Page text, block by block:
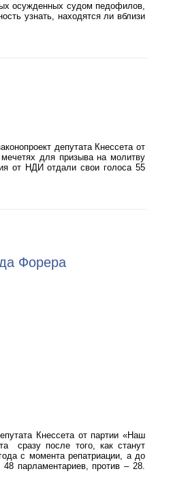
осужденных судом педофилов,
узнать, находятся ли вблизи
депутата Кнессета от
для призыва на молитву
от НДИ отдали свои голоса 55
Форера
Кнессета от партии «Наш
сразу после того, как станут
с момента репатриации, а до
парламентариев, против – 28.